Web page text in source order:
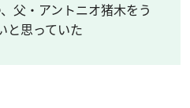
父・アントニオ猪木をう
と思っていた